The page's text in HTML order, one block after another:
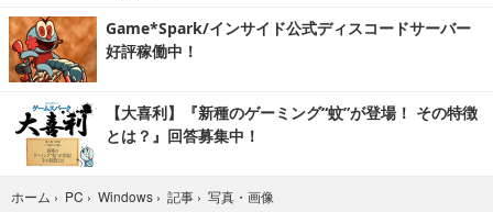
Game*Spark/インサイド公式ディスコードサーバー
好評稼働中！
【大喜利】『新種のゲーミング“蚊”が登場！ その特徴
とは？』回答募集中！
ホーム › PC › Windows › 記事 › 写真・画像